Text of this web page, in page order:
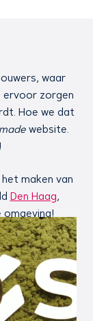
waar
ervoor zorgen
Hoe we dat
website.
maken van
Den Haag,
omgeving!